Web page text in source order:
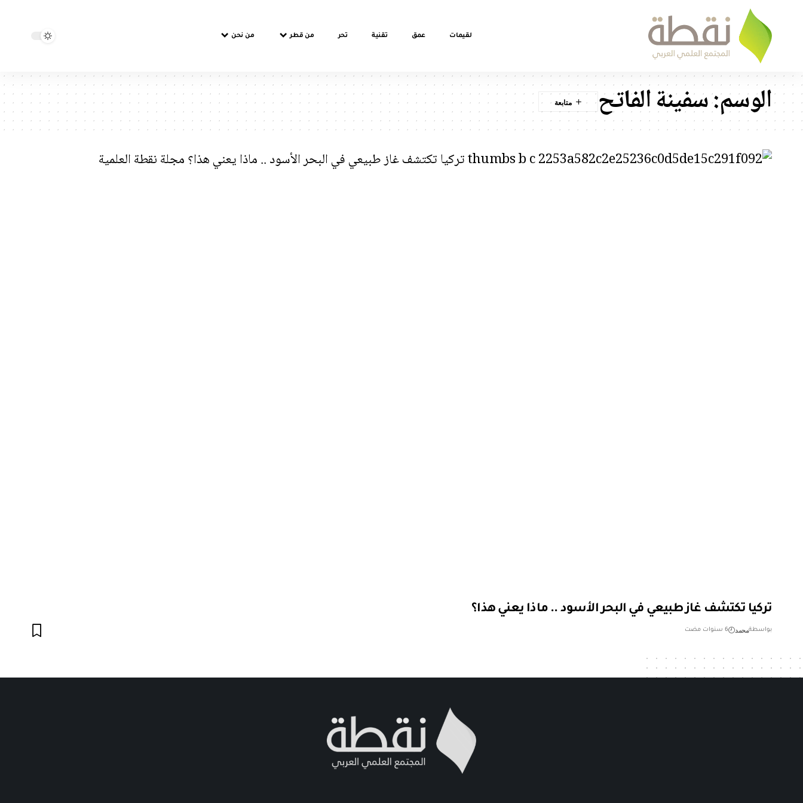
لقيمات عمق تقنية تحر من قطر من نحن
الوسم:سفينة الفاتح
تركيا تكتشف غاز طبيعي في البحر الأسود .. ماذا يعني هذا؟
بواسطةمحمد 6 سنوات مضت